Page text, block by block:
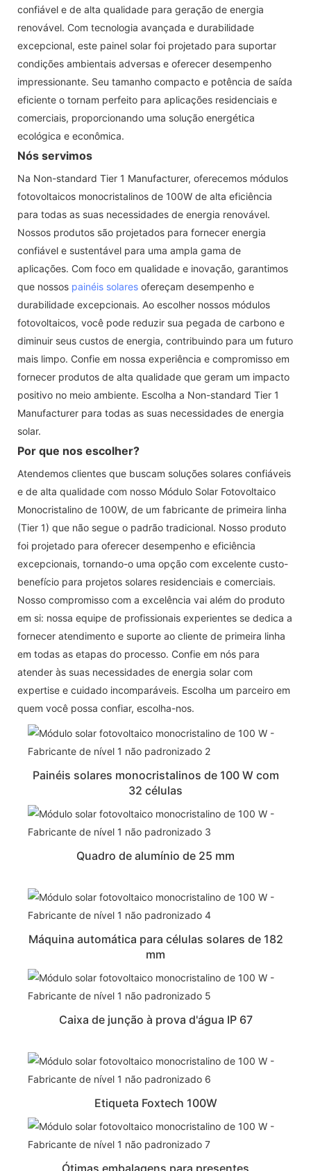
confiável e de alta qualidade para geração de energia
renovável. Com tecnologia avançada e durabilidade
excepcional, este painel solar foi projetado para suportar
condições ambientais adversas e oferecer desempenho
impressionante. Seu tamanho compacto e potência de saída
eficiente o tornam perfeito para aplicações residenciais e
comerciais, proporcionando uma solução energética
ecológica e econômica.
Nós servimos
Na Non-standard Tier 1 Manufacturer, oferecemos módulos
fotovoltaicos monocristalinos de 100W de alta eficiência
para todas as suas necessidades de energia renovável.
Nossos produtos são projetados para fornecer energia
confiável e sustentável para uma ampla gama de
aplicações. Com foco em qualidade e inovação, garantimos
que nossos painéis solares ofereçam desempenho e
durabilidade excepcionais. Ao escolher nossos módulos
fotovoltaicos, você pode reduzir sua pegada de carbono e
diminuir seus custos de energia, contribuindo para um futuro
mais limpo. Confie em nossa experiência e compromisso em
fornecer produtos de alta qualidade que geram um impacto
positivo no meio ambiente. Escolha a Non-standard Tier 1
Manufacturer para todas as suas necessidades de energia
solar.
Por que nos escolher?
Atendemos clientes que buscam soluções solares confiáveis ​​
e de alta qualidade com nosso Módulo Solar Fotovoltaico
Monocristalino de 100W, de um fabricante de primeira linha
(Tier 1) que não segue o padrão tradicional. Nosso produto
foi projetado para oferecer desempenho e eficiência
excepcionais, tornando-o uma opção com excelente custo-
benefício para projetos solares residenciais e comerciais.
Nosso compromisso com a excelência vai além do produto
em si: nossa equipe de profissionais experientes se dedica a
fornecer atendimento e suporte ao cliente de primeira linha
em todas as etapas do processo. Confie em nós para
atender às suas necessidades de energia solar com
expertise e cuidado incomparáveis. Escolha um parceiro em
quem você possa confiar, escolha-nos.
Painéis solares monocristalinos de 100 W com
32 células
Quadro de alumínio de 25 mm
Máquina automática para células solares de 182
mm
Caixa de junção à prova d'água IP 67
Etiqueta Foxtech 100W
Ótimas embalagens para presentes